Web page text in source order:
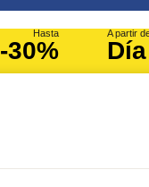
Hasta
-30%
A partir